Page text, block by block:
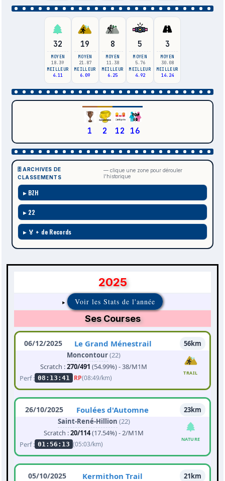
32
MOYEN
18.39
MEILLEUR
4.11
19
MOYEN
21.87
MEILLEUR
6.09
8
MOYEN
11.38
MEILLEUR
6.25
5
MOYEN
5.76
MEILLEUR
4.92
3
MOYEN
30.08
MEILLEUR
14.24
1 2 12 16
🗄️ ARCHIVES DE
CLASSEMENTS
— clique une zone pour dérouler
l'historique
BZH
22
🏅 + de Records
2025
Voir les Stats de l'année
Ses Courses
06/12/2025 Le Grand Ménestrail
56km
Moncontour(22)
Scratch :270/491 (54.99%) - 38/M1M
Perf : 08:13:41 RP(08:49/km)
TRAIL
26/10/2025 Foulées d'Automne
23km
Saint-René-Hillion (22)
Scratch :20/114(17.54%) - 2/M1M
Perf : 01:56:13 (05:03/km)
NATURE
05/10/2025 Kermithon Trail
21km